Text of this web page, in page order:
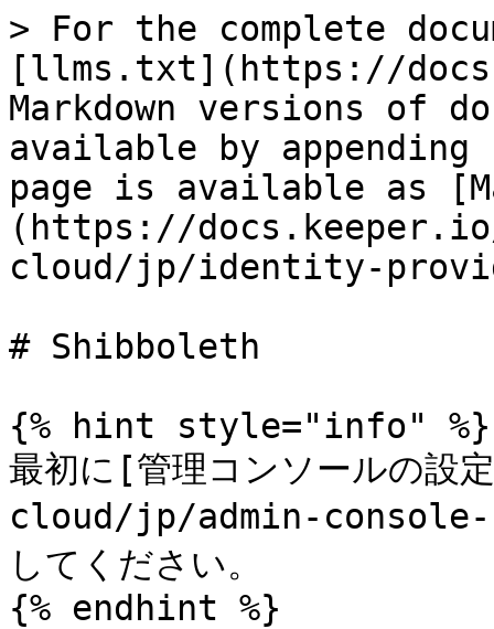
> For the complete
[llms.txt](https://
Markdown versions of
available by
page is available as
(https://
cloud/jp/identity-
# Shibboleth
{% hint style="info" %}
最初に[管理コンソールの
cloud/jp/admin-console-
してください。
{% endhint %}